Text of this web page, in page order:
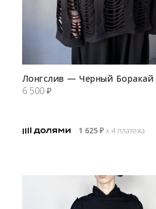
Лонгслив — Черный Боракай
6 500 ₽
1 625₽х 4 платежа